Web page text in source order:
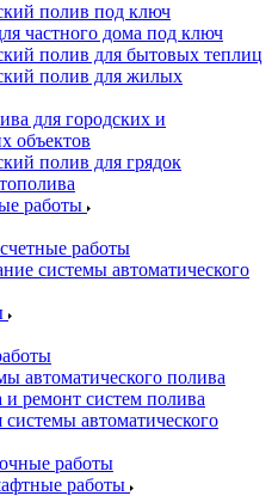
полив под ключ
частного дома под ключ
полив для бытовых теплиц
полив для жилых
для городских и
объектов
полив для грядок
работы
работы
системы автоматического
автоматического полива
и ремонт систем полива
автоматического
работы
работы